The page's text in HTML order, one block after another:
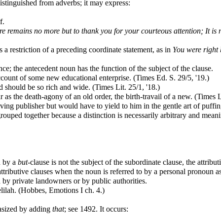
from adverbs; it may express:
remains no more but to thank you for your courteous attention; It is
a restriction of a preceding coordinate statement, as in You were right
the antecedent noun has the function of the subject of the clause.
of some new educational enterprise. (Times Ed. S. 29/5, '19.)
be so rich and wide. (Times Lit. 25/1, '18.)
death-agony of an old order, the birth-travail of a new. (Times
publisher but would have to yield to him in the gentle art of
together because a distinction is necessarily arbitrary and
by a but-clause is not the subject of the subordinate clause, the
clauses when the noun is referred to by a personal pronoun
by private landowners or by public authorities.
(Hobbes, Emotions I ch. 4.)
by adding that; see 1492. It occurs: